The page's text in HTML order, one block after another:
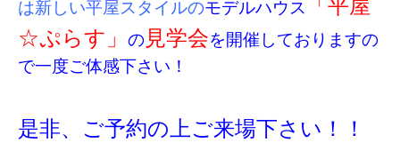
は新しい平屋スタイルのモデルハウス
「平屋
☆ぷらす」
の 見学会を開催しておりますの
で一度ご体感下さい！
是非、ご予約の上ご来場下さい！！